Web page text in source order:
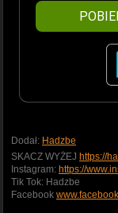
Dodał: Hadzbe
SKACZ WYŻEJ https://
Instagram: https://
Tik Tok: Hadzbe
Facebook